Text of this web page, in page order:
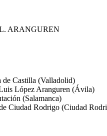
ARANGUREN
de Castilla (Valladolid)
López Aranguren (Ávila)
(Salamanca)
Ciudad Rodrigo (Ciudad